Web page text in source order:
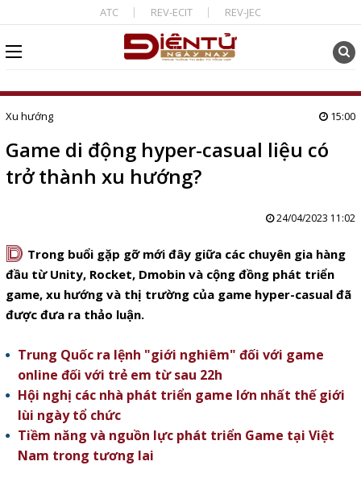
ATC REV-ECIT REV-JEC
Xu hướng 15:00
Game di động hyper-casual liệu có
trở thành xu hướng?
24/04/2023 11:02
D Trong buổi gặp gỡ mới đây giữa các chuyên gia hàng
đầu từ Unity, Rocket, Dmobin và cộng đồng phát triển
game, xu hướng và thị trường của game hyper-casual đã
được đưa ra thảo luận.
Trung Quốc ra lệnh "giới nghiêm" đối với game
online đối với trẻ em từ sau 22h
Hội nghị các nhà phát triển game lớn nhất thế giới
lùi ngày tổ chức
Tiềm năng và nguồn lực phát triển Game tại Việt
Nam trong tương lai